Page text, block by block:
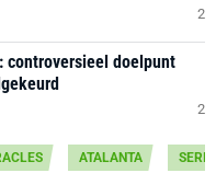
2
controversieel doelpunt
2
ATALANTA